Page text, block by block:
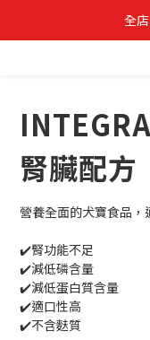
全
✨立即登記成為
腎臟配方
營養全面的犬寶食品
✔️腎功能不足
✔️減低磷含量
✔️減低蛋白質含量
✔️適口性高
✔️不含麩質